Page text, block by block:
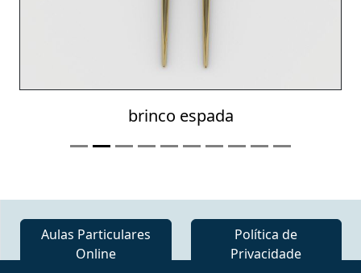
brinco espada
Aulas Particulares
Online
Política de
Privacidade